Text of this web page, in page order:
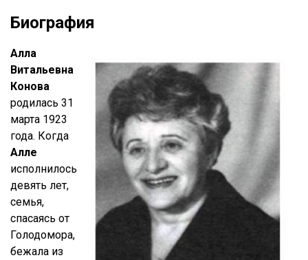
Биография
Алла
Витальевна
Конова
родилась 31
марта 1923
года. Когда
Алле
исполнилось
девять лет,
семья,
спасаясь от
Голодомора,
бежала из